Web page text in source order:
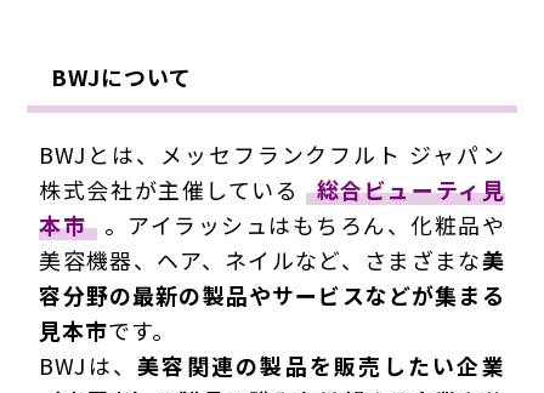
BWJについて
BWJとは、メッセフランクフルト ジャパン
株式会社が主催している
総合ビューティ見
本市
。アイラッシュはもちろん、化粧品や
美容機器、ヘア、ネイルなど、さまざまな美
容分野の最新の製品やサービスなどが集まる
見本市です。
BWJは、美容関連の製品を販売したい企業